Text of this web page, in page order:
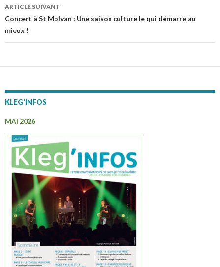
articles
ARTICLE SUIVANT
Concert à St Molvan : Une saison culturelle qui démarre au
mieux !
KLEG'INFOS
MAI 2026